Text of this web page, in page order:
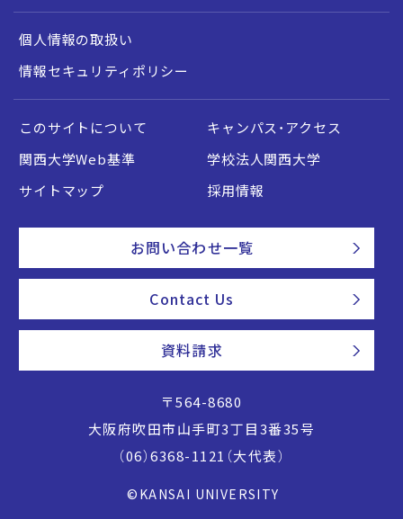
個人情報の取扱い
情報セキュリティポリシー
このサイトについて
キャンパス・アクセス
関西大学Web基準
学校法人関西大学
サイトマップ
採用情報
お問い合わせ一覧
Contact Us
資料請求
〒564-8680
大阪府吹田市山手町3丁目3番35号
（06）6368-1121（大代表）
©KANSAI UNIVERSITY